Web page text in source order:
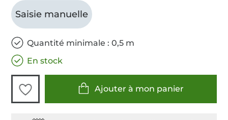
Saisie manuelle
Quantité minimale : 0,5 m
En stock
Ajouter à mon panier